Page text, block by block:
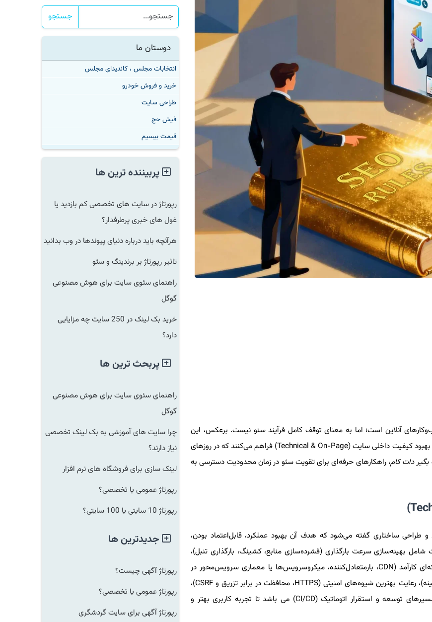
آنلاین است؛ اما به معنای توقف کامل فرآیند سئو نیست. برعکس، این
بازه‌های زمانی فرصتی طلایی برای تمرکز بر فعالیت‌های زیرساختی و بهبود کیفیت داخلی سایت (Technical & On-Page) فراهم می‌کنند که در روزهای
بگیر دات کام، راهکارهای حرفه‌ای برای تقویت سئو در زمان محدودیت دسترسی به
طراحی ساختاری گفته می‌شود که هدف آن بهبود عملکرد، قابل‌اعتماد بودن،
بهینه‌سازی سرعت بارگذاری (فشرده‌سازی منابع، کشینگ، بارگذاری تنبل)،
ساختاردهی مناسب کد و فایل‌ها، طراحی معماری سروری و شبکه‌ای کارآمد (CDN، بارمتعادل‌کننده، میکروسرویس‌ها یا معماری سرویس‌محور در
صورت نیاز)، مدیریت داده و پایگاه‌داده (ایندکس‌ها، کوئری‌های بهینه)، رعایت بهترین شیوه‌های امنیتی (HTTPS، محافظت در برابر تزریق و CSRF)،
مانیتورینگ و لاگ‌گیری برای تشخیص مشکلات، و فراهم‌سازی مسیرهای توسعه و استقرار اتوماتیک (CI/CD) می باشد تا تجربه کاربری بهتر و
جستجو
دوستان ما
انتخابات مجلس ، کاندیدای مجلس
خرید و فروش خودرو
طراحی سایت
فیش حج
قیمت بیسیم
پربیننده ترین ها
رپورتاژ در سایت های تخصصی کم بازدید یا
غول های خبری پرطرفدار؟
هرآنچه باید درباره دنیای پیوندها در وب بدانید
تاثیر رپورتاژ بر برندینگ و سئو
راهنمای سئوی سایت برای هوش مصنوعی
گوگل
خرید بک لینک در 250 سایت چه مزایایی
دارد؟
پربحث ترین ها
راهنمای سئوی سایت برای هوش مصنوعی
گوگل
چرا سایت های آموزشی به بک لینک تخصصی
نیاز دارند؟
لینک سازی برای فروشگاه های نرم افزار
رپورتاژ عمومی یا تخصصی؟
رپورتاژ 10 سایتی یا 100 سایتی؟
جدیدترین ها
رپورتاژ آگهی چیست؟
رپورتاژ عمومی یا تخصصی؟
رپورتاژ آگهی برای سایت گردشگری